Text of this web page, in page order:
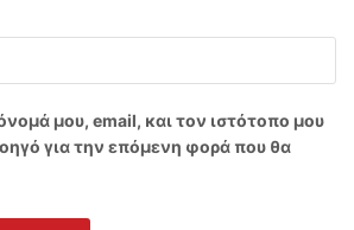
μου, email, και τον ιστότοπο μου
για την επόμενη φορά που θα